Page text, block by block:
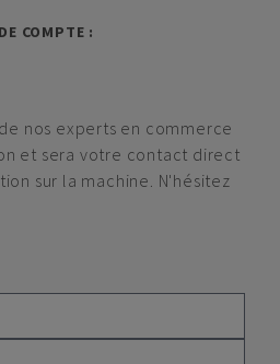
COMPTE :
nos experts en commerce
et sera votre contact direct
sur la machine. N'hésitez